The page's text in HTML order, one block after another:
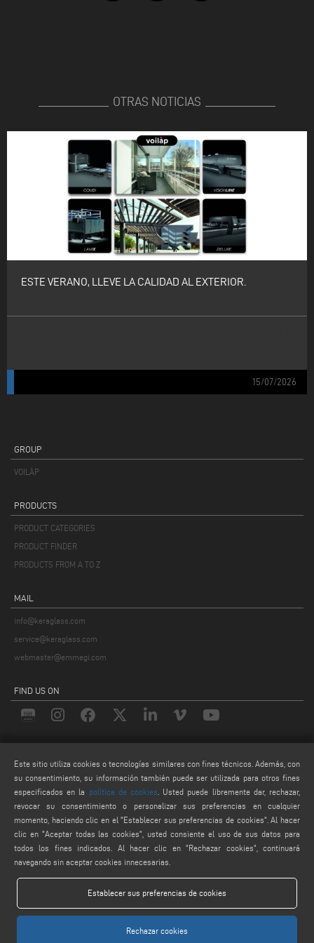
OTRAS NOTICIAS
ESTE VERANO, LLEVE LA CALIDAD AL EXTERIOR.
15/07/2026
GROUP
VOILÀP
PRODUCTS
PRODUCT CATEGORIES
PRODUCT FINDER
PRODUCTS FROM A TO Z
MAIL
info@keraglass.com
service@keraglass.com
webmaster@emmegi.com
FIND US ON
PRIVACY POLICY
LEGAL NOTES
COOKIE POLICY
Keraglass S.r.l. - Via Sassogattone, 13/A 42031 Baiso (RE) ITALY - Phone +39 0522
Este sitio utiliza cookies o tecnologías similares con fines técnicos. Además, con
su consentimiento, su información también puede ser utilizada para otros fines
especificados en la
política de cookies . Usted puede libremente dar, rechazar,
revocar su consentimiento o personalizar sus preferencias en cualquier
momento, haciendo clic en el "Establecer sus preferencias de cookies". Al hacer
clic en "Aceptar todas las cookies", usted consiente el uso de sus datos para
todos los fines indicados. Al hacer clic en "Rechazar cookies", continuará
navegando sin aceptar cookies innecesarias.
Establecer sus preferencias de cookies
Rechazar cookies